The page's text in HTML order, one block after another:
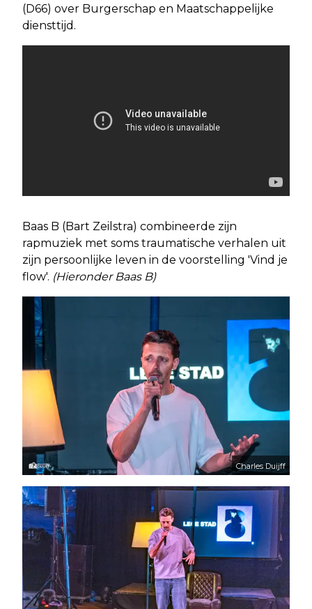
(D66) over Burgerschap en Maatschappelijke
diensttijd.
Baas B (Bart Zeilstra) combineerde zijn
rapmuziek met soms traumatische verhalen uit
zijn persoonlijke leven in de voorstelling 'Vind je
flow'. (Hieronder Baas B)
Charles Duijff